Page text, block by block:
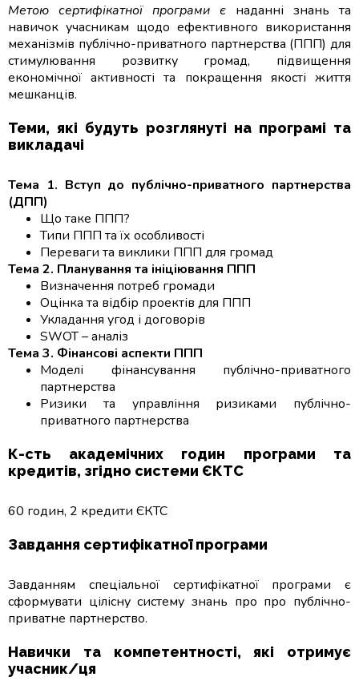
Метою сертифікатної програми є наданні знань та
навичок учасникам щодо ефективного використання
механізмів публічно-приватного партнерства (ППП) для
стимулювання розвитку громад, підвищення
економічної активності та покращення якості життя
мешканців.
Теми, які будуть розглянуті на програмі та
викладачі
Тема 1. Вступ до публічно-приватного партнерства
(ДПП)
Що таке ППП?
Типи ППП та їх особливості
Переваги та виклики ППП для громад
Тема 2. Планування та ініціювання ППП
Визначення потреб громади
Оцінка та відбір проектів для ППП
Укладання угод і договорів
SWOT – аналіз
Тема 3. Фінансові аспекти ППП
Моделі фінансування публічно-приватного
партнерства
Ризики та управління ризиками публічно-
приватного партнерства
К-сть академічних годин програми та
кредитів, згідно системи ЄКТС
60 годин, 2 кредити ЄКТС
Завдання сертифікатної програми
Завданням спеціальної сертифікатної програми є
сформувати цілісну систему знань про про публічно-
приватне партнерство.
Навички та компетентності, які отримує
учасник/ця